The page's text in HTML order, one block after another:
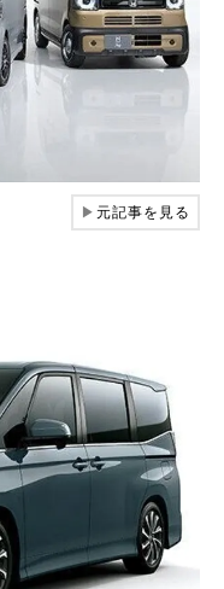
▶元記事を見る